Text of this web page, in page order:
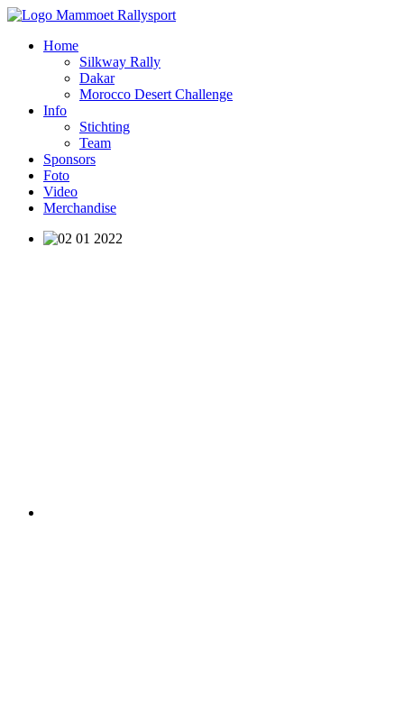
Home
Silkway Rally
Dakar
Morocco Desert Challenge
Info
Stichting
Team
Sponsors
Foto
Video
Merchandise